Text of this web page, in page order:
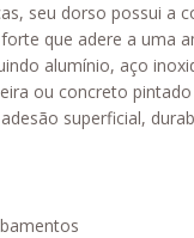
seu dorso possui a
que adere a uma
alumínio, aço
ou concreto
superficial,